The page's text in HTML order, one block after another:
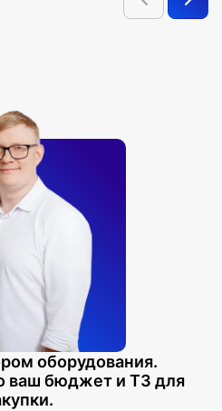
оборудования.
ваш бюджет и ТЗ для